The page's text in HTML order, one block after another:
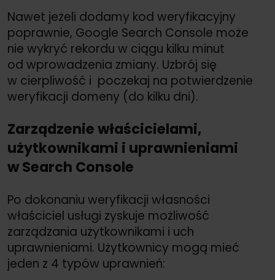
Nawet jeżeli dodamy kod weryfikacyjny
poprawnie, Google Search Console może
nie wykryć rekordu w ciągu kilku minut
od wprowadzenia zmiany. Uzbrój się
w cierpliwość i poczekaj na potwierdzenie
weryfikacji domeny (do kilku dni).
Zarządzenie właścicielami,
użytkownikami i uprawnieniami
w Search Console
Po dokonaniu weryfikacji własności
właściciel usługi zyskuje możliwość
zarządzania użytkownikami i uch
uprawnieniami. Użytkownicy mogą mieć
jeden z 4 typów uprawnień: